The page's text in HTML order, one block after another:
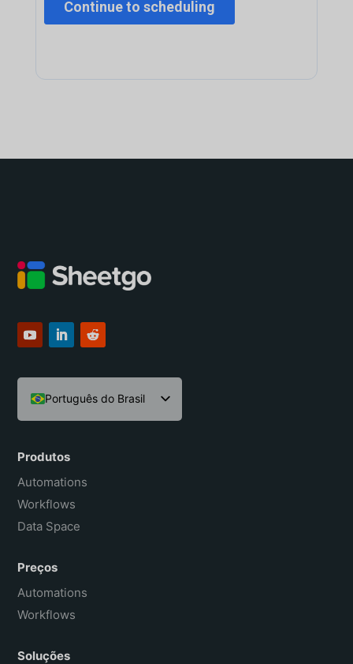
Português do Brasil
English
Español
Français
Produtos
Automations
Workflows
Data Space
Preços
Automations
Workflows
Soluções